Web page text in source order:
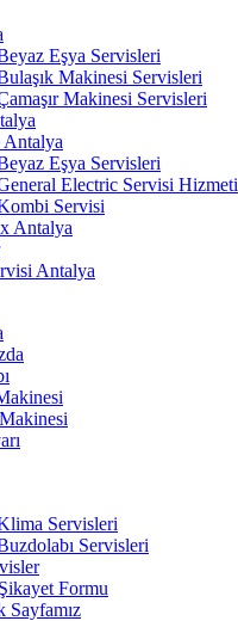
Eşya Servisleri
Makinesi Servisleri
Makinesi Servisleri
Antalya
Eşya Servisleri
Electric Servisi Hizmeti
Servisi
Antalya
Antalya
Servisleri
Servisleri
Formu
Sayfamız